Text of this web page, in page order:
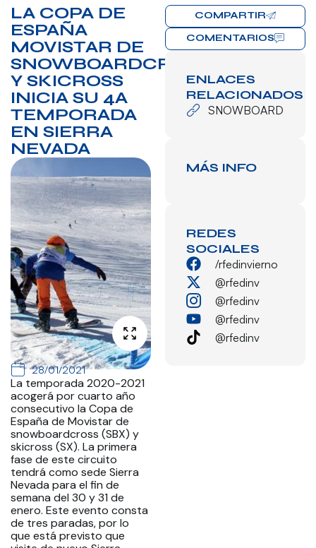
LA COPA DE
ESPAÑA
MOVISTAR DE
SNOWBOARDCROSS
Y SKICROSS
INICIA SU 4A
TEMPORADA
EN SIERRA
NEVADA
28/01/2021
La temporada 2020-2021
acogerá por cuarto año
consecutivo la Copa de
España de Movistar de
snowboardcross (SBX) y
skicross (SX). La primera
fase de este circuito
tendrá como sede Sierra
Nevada para el fin de
semana del 30 y 31 de
enero. Este evento consta
de tres paradas, por lo
que está previsto que
COMPARTIR
COMENTARIOS
ENLACES
RELACIONADOS
SNOWBOARD
MÁS INFO
REDES
SOCIALES
/rfedinvierno
@rfedinv
@rfedinv
@rfedinv
@rfedinv